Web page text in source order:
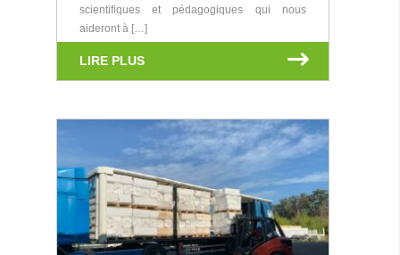
scientifiques et pédagogiques qui nous
aideront à […]
LIRE PLUS